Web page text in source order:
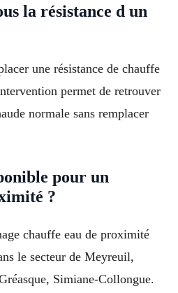
la résistance d un
une résistance de chauffe
permet de retrouver
normale sans remplacer
pour un
?
chauffe eau de proximité
le secteur de Meyreuil,
Simiane-Collongue.